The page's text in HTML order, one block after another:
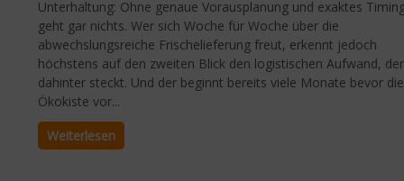
Unterhaltung: Ohne genaue Vorausplanung und exaktes
geht gar nichts. Wer sich Woche für Woche über die
abwechslungsreiche Frischelieferung freut, erkennt jedoch
höchstens auf den zweiten Blick den logistischen Aufwand, der
dahinter steckt. Und der beginnt bereits viele Monate bevor die
Ökokiste vor...
Weiterlesen